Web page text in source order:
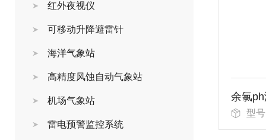
红外夜视仪
可移动升降避雷针
海洋气象站
高精度风蚀自动气象站
机场气象站
雷电预警监控系统
余氯
型